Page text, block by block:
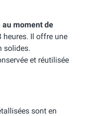
au moment de
heures. Il offre une
solides.
et réutilisée
sont en